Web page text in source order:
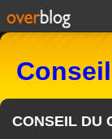
CONSEIL DU